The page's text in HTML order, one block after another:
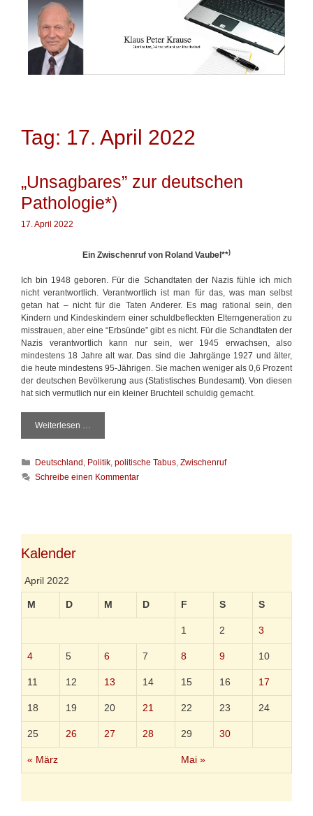
Tag: 17. April 2022
„Unsagbares” zur deutschen
Pathologie*)
17. April 2022
Ein Zwischenruf von Roland Vaubel**)
Ich bin 1948 geboren. Für die Schandtaten der Nazis fühle ich mich
nicht verantwortlich. Verantwortlich ist man für das, was man selbst
getan hat – nicht für die Taten Anderer. Es mag rational sein, den
Kindern und Kindeskindern einer schuldbefleckten Elterngeneration zu
misstrauen, aber eine “Erbsünde” gibt es nicht. Für die Schandtaten der
Nazis verantwortlich kann nur sein, wer 1945 erwachsen, also
mindestens 18 Jahre alt war. Das sind die Jahrgänge 1927 und älter,
die heute mindestens 95-Jährigen. Sie machen weniger als 0,6 Prozent
der deutschen Bevölkerung aus (Statistisches Bundesamt). Von diesen
hat sich vermutlich nur ein kleiner Bruchteil schuldig gemacht.
Weiterlesen …
U
s
a
o
K
a
i
Deutschland , Politik,politische Tabus,Zwischenruf
Schreibe einen Kommentar
Kalender
April 2022
M D M D F S S
« März Mai »
1 2 3
4 5 6 7 8 9 10
11 12 13 14 15 16 17
18 19 20 21 22 23 24
25 26 27 28 29 30